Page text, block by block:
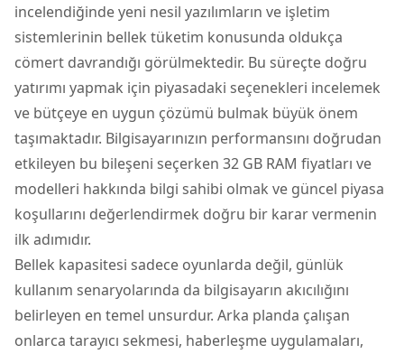
incelendiğinde yeni nesil yazılımların ve işletim
sistemlerinin bellek tüketim konusunda oldukça
cömert davrandığı görülmektedir. Bu süreçte doğru
yatırımı yapmak için piyasadaki seçenekleri incelemek
ve bütçeye en uygun çözümü bulmak büyük önem
taşımaktadır. Bilgisayarınızın performansını doğrudan
etkileyen bu bileşeni seçerken 32 GB RAM fiyatları ve
modelleri hakkında bilgi sahibi olmak ve güncel piyasa
koşullarını değerlendirmek doğru bir karar vermenin
ilk adımıdır.
Bellek kapasitesi sadece oyunlarda değil, günlük
kullanım senaryolarında da bilgisayarın akıcılığını
belirleyen en temel unsurdur. Arka planda çalışan
onlarca tarayıcı sekmesi, haberleşme uygulamaları,